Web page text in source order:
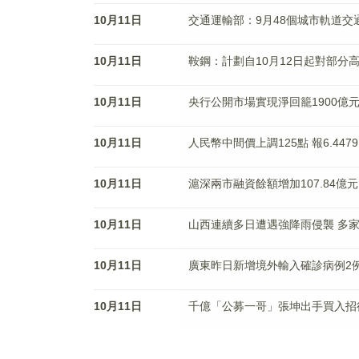
10月11日 交通運輸部：9月48個城市軌道交
10月11日 鞍鋼：計劃自10月12日起對部分
10月11日 央行公開市場實現淨回籠1900億元
10月11日 人民幣中間價上調125點 報6.4479
10月11日 滬深兩市融資餘額增加107.84億元
10月11日 山西連續多日遭遇強降雨侵襲 多
10月11日 廣東昨日新增境外輸入確診病例2
10月11日 千億「公募一哥」張坤出手買入招